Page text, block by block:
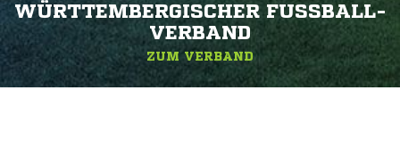
WÜRTTEMBERGISCHER FUSSBALL-V
ERBAND
ZUM VERBAND